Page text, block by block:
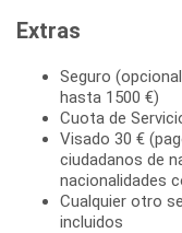
Extras
Seguro
hasta 1500 €)
Cuota de
Visado 30 €
ciudadanos de
nacionalidades
Cualquier otro
incluidos